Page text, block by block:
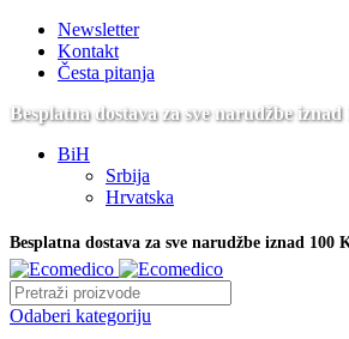
Newsletter
Kontakt
Česta pitanja
Besplatna dostava za sve narudžbe
BiH
Srbija
Hrvatska
Besplatna dostava za sve narudžbe iznad 100
Odaberi kategoriju